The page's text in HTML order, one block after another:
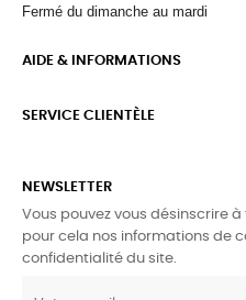
Fermé du dimanche au mardi
AIDE & INFORMATIONS
SERVICE CLIENTÈLE
NEWSLETTER
Vous pouvez vous désinscrire
pour cela nos informations de
confidentialité du site.